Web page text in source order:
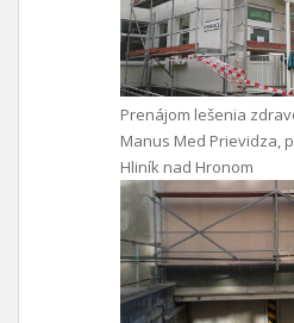
Prenájom lešenia
Manus Med Prievidza,
Hliník nad Hronom